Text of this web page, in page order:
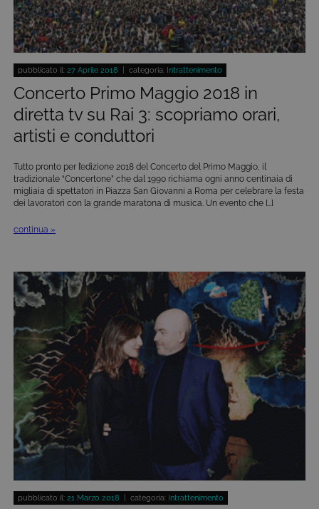
pubblicato il: 27 Aprile 2018 | categoria: Intrattenimento
Concerto Primo Maggio 2018 in
diretta tv su Rai 3: scopriamo orari,
artisti e conduttori
Tutto pronto per l’edizione 2018 del Concerto del Primo Maggio, il
tradizionale “Concertone” che dal 1990 richiama ogni anno centinaia di
migliaia di spettatori in Piazza San Giovanni a Roma per celebrare la festa
dei lavoratori con la grande maratona di musica. Un evento che […]
continua »
pubblicato il: 21 Marzo 2018 | categoria: Intrattenimento